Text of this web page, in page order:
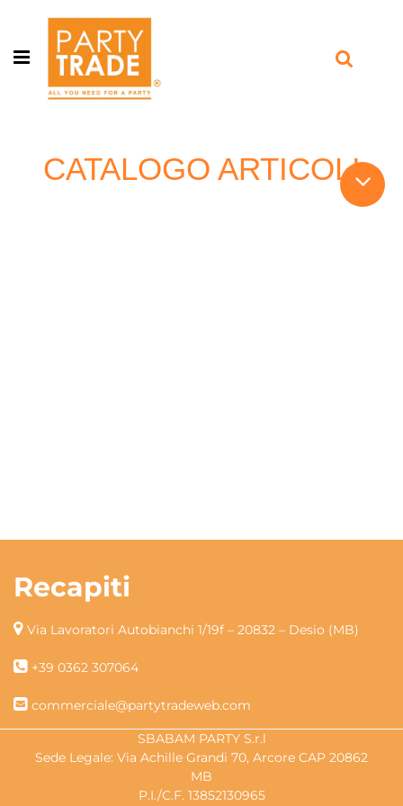
Open menu
CATALOGO ARTICOLI
Recapiti
Via Lavoratori Autobianchi 1/19f – 20832 – Desio (MB)
+39 0362 307064
commerciale@partytradeweb.com
SBABAM PARTY S.r.l
Sede Legale: Via Achille Grandi 70, Arcore CAP 20862
MB
P.I./C.F. 13852130965